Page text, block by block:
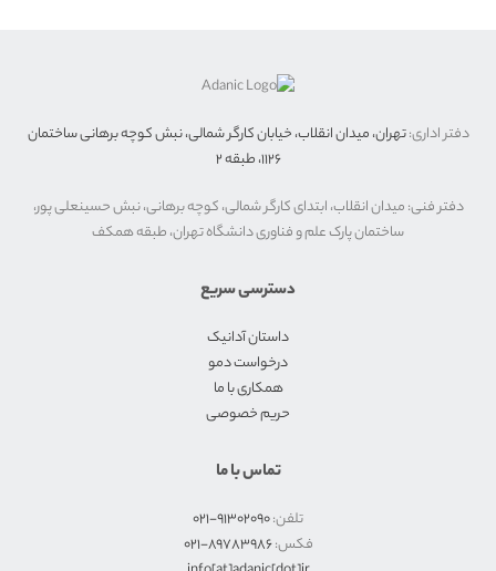
دفتر اداری:تهران، میدان انقلاب، خیابان کارگر شمالی، نبش کوچه برهانی ساختمان
۱۱۲۶، طبقه ۲
دفتر فنی: میدان انقلاب، ابتدای کارگر شمالی، کوچه برهانی، نبش حسینعلی پور،
ساختمان پارک علم و فناوری دانشگاه تهران، طبقه همکف
دسترسی سریع
داستان آدانیک
درخواست دمو
همکاری با ما
حریم خصوصی
تماس با ما
تلفن:۹۱۳۰۲۰۹۰-۰۲۱
فکس:۸٩٧٨٣٩٨۶-۰۲۱